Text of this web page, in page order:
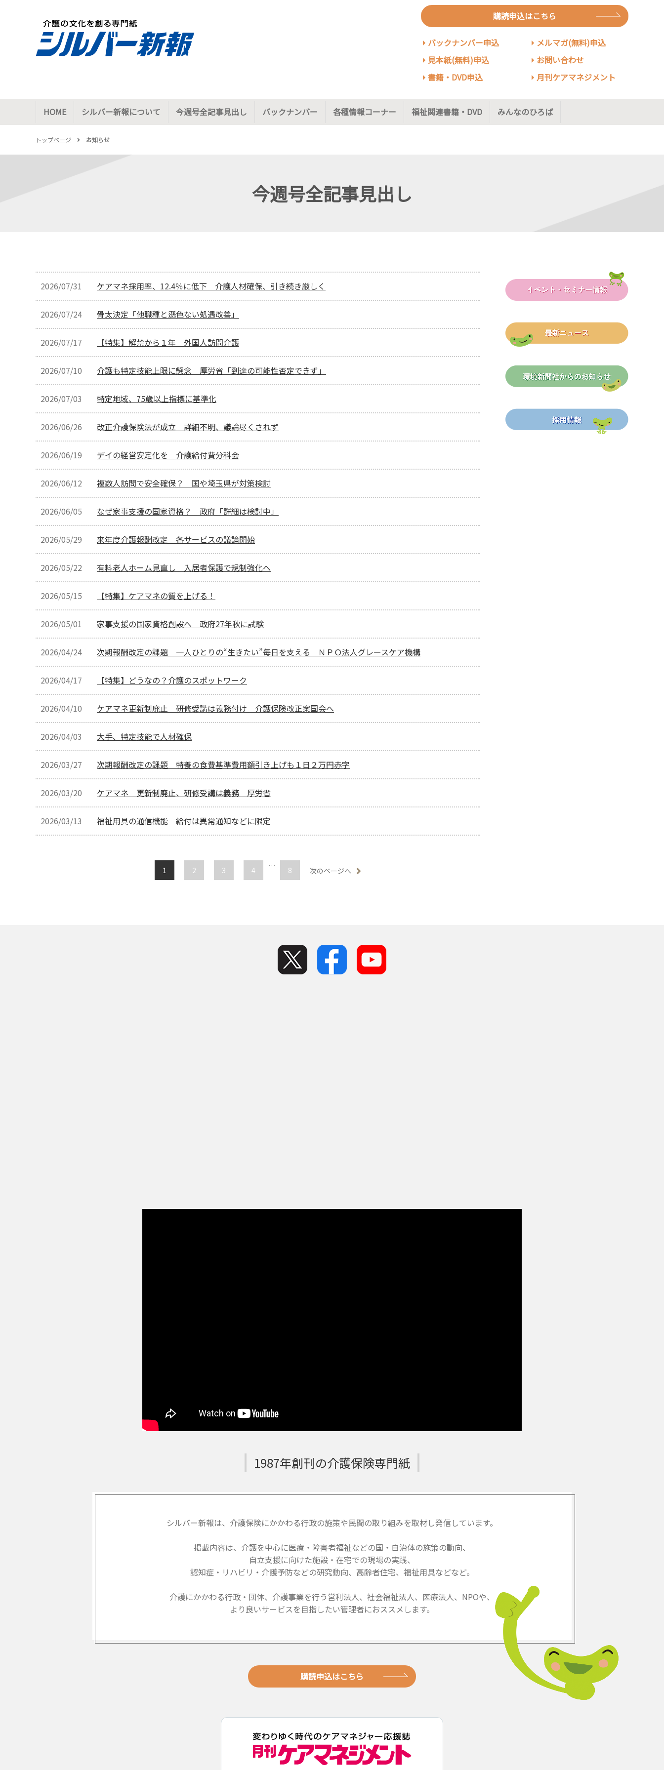
購読申込はこちら
バックナンバー申込
見本紙(無料)申込
書籍・DVD申込
メルマガ(無料)申込
お問い合わせ
月刊ケアマネジメント
HOME シルバー新報について 今週号全記事見出し バックナンバー 各種情報コーナー 福祉関連書籍・DVD みんなのひろば
トップページ お知らせ
今週号全記事見出し
2026/07/31 ケアマネ採用率、12.4％に低下 介護人材確保、引き続き厳しく
2026/07/24 骨太決定「他職種と遜色ない処遇改善」
2026/07/17 【特集】解禁から１年 外国人訪問介護
2026/07/10 介護も特定技能上限に懸念 厚労省「到達の可能性否定できず」
2026/07/03 特定地域、75歳以上指標に基準化
2026/06/26 改正介護保険法が成立 詳細不明、議論尽くされず
2026/06/19 デイの経営安定化を 介護給付費分科会
2026/06/12 複数人訪問で安全確保？ 国や埼玉県が対策検討
2026/06/05 なぜ家事支援の国家資格？ 政府「詳細は検討中」
2026/05/29 来年度介護報酬改定 各サービスの議論開始
2026/05/22 有料老人ホーム見直し 入居者保護で規制強化へ
2026/05/15 【特集】ケアマネの質を上げる！
2026/05/01 家事支援の国家資格創設へ 政府27年秋に試験
2026/04/24 次期報酬改定の課題 一人ひとりの“生きたい”毎日を支える ＮＰＯ法人グレースケア機構
2026/04/17 【特集】どうなの？介護のスポットワーク
2026/04/10 ケアマネ更新制廃止 研修受講は義務付け 介護保険改正案国会へ
2026/04/03 大手、特定技能で人材確保
2026/03/27 次期報酬改定の課題 特養の食費基準費用額引き上げも１日２万円赤字
2026/03/20 ケアマネ 更新制廃止、研修受講は義務 厚労省
2026/03/13 福祉用具の通信機能 給付は異常通知などに限定
1 2 3 4 … 8 次のページへ
1987年創刊の介護保険専門紙
シルバー新報は、介護保険にかかわる行政の施策や民間の取り組みを取材し発信しています。
掲載内容は、介護を中心に医療・障害者福祉などの国・自治体の施策の動向、
自立支援に向けた施設・在宅での現場の実践、
認知症・リハビリ・介護予防などの研究動向、高齢者住宅、福祉用具などなど。
介護にかかわる行政・団体、介護事業を行う営利法人、社会福祉法人、医療法人、NPOや、
より良いサービスを目指したい管理者におススメします。
購読申込はこちら